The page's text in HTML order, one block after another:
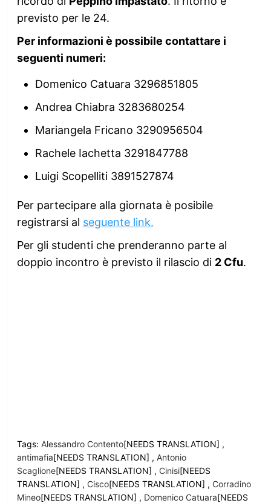
previsto per le 24.
Per informazioni è possibile contattare i
seguenti numeri:
Domenico Catuara 3296851805
Andrea Chiabra 3283680254
Mariangela Fricano 3290956504
Rachele Iachetta 3291847788
Luigi Scopelliti 3891527874
Per partecipare alla giornata è posibile
registrarsi al seguente link.
Per gli studenti che prenderanno parte al
doppio incontro è previsto il rilascio di 2 Cfu.
Tags: Alessandro Contento[NEEDS TRANSLATION] ,
antimafia[NEEDS TRANSLATION] , Antonio
Scaglione[NEEDS TRANSLATION] , Cinisi[NEEDS
TRANSLATION] , Cisco[NEEDS TRANSLATION] , Corradino
Mineo[NEEDS TRANSLATION] , Domenico Catuara[NEEDS